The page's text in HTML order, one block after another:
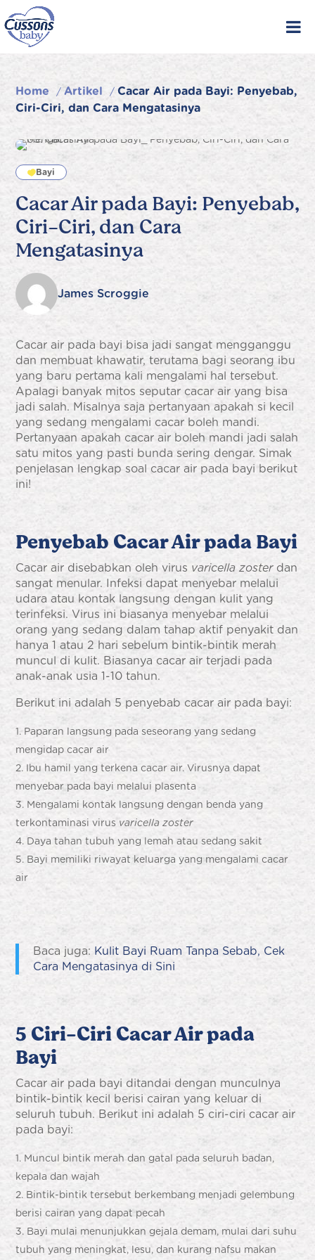
to
content
Home /Artikel /Cacar Air pada Bayi: Penyebab,
Ciri-Ciri, dan Cara Mengatasinya
Bayi
Cacar Air pada Bayi: Penyebab,
Ciri-Ciri, dan Cara
Mengatasinya
James Scroggie
Cacar air pada bayi bisa jadi sangat mengganggu
dan membuat khawatir, terutama bagi seorang ibu
yang baru pertama kali mengalami hal tersebut.
Apalagi banyak mitos seputar cacar air yang bisa
jadi salah. Misalnya saja pertanyaan apakah si kecil
yang sedang mengalami cacar boleh mandi.
Pertanyaanapakah cacar air boleh mandi jadi salah
satu mitos yang pasti bunda sering dengar. Simak
penjelasan lengkap soal cacar air pada bayi berikut
ini!
PenyebabCacar Air pada Bayi
Cacar air disebabkan oleh virus varicella zosterdan
sangat menular. Infeksi dapat menyebar melalui
udara atau kontak langsung dengan kulit yang
terinfeksi. Virus ini biasanya menyebar melalui
orang yang sedang dalam tahap aktif penyakit dan
hanya 1 atau 2 hari sebelum bintik-bintik merah
muncul di kulit. Biasanya cacar air terjadi pada
anak-anak usia 1-10 tahun.
Berikut ini adalah 5 penyebab cacar air pada bayi:
Paparan langsung pada seseorang yang sedang
mengidap cacar air
Ibu hamil yang terkena cacar air. Virusnya dapat
menyebar pada bayi melalui plasenta
Mengalami kontak langsung dengan benda yang
terkontaminasi virus varicella zoster
Daya tahan tubuh yang lemah atau sedang sakit
Bayi memiliki riwayat keluarga yang mengalami cacar
air
Baca juga: Kulit Bayi Ruam Tanpa Sebab, Cek
Cara Mengatasinya di Sini
5 Ciri-CiriCacar Air pada
Bayi
Cacar air pada bayi ditandai dengan munculnya
bintik-bintik kecil berisi cairan yang keluar di
seluruh tubuh. Berikut ini adalah 5 ciri-ciricacar air
pada bayi:
Muncul bintik merah dan gatal pada seluruh badan,
kepala dan wajah
Bintik-bintik tersebut berkembang menjadi gelembung
berisi cairan yang dapat pecah
Bayi mulai menunjukkan gejala demam, mulai dari suhu
tubuh yang meningkat, lesu, dan kurang nafsu makan